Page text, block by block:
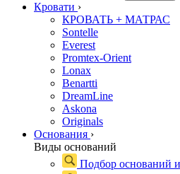
Кровати ›
КРОВАТЬ + МАТРАС
Sontelle
Everest
Promtex-Orient
Lonax
Benartti
DreamLine
Askona
Originals
Основания ›
Виды оснований
Подбор оснований